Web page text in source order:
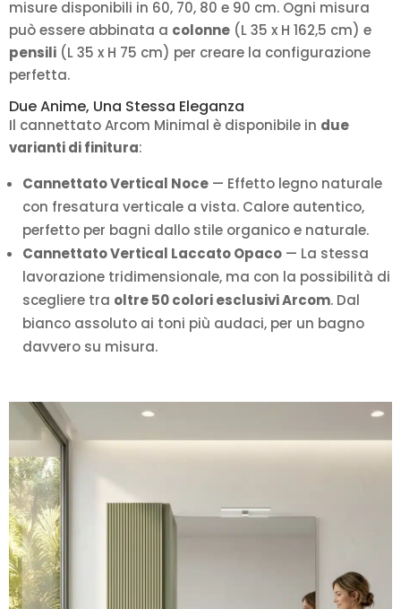
misure disponibili in 60, 70, 80 e 90 cm. Ogni misura
può essere abbinata a colonne (L 35 x H 162,5 cm) e
pensili (L 35 x H 75 cm) per creare la configurazione
perfetta.
Due Anime, Una Stessa Eleganza
Il cannettato Arcom Minimal è disponibile in due
varianti di finitura:
Cannettato Vertical Noce — Effetto legno naturale
con fresatura verticale a vista. Calore autentico,
perfetto per bagni dallo stile organico e naturale.
Cannettato Vertical Laccato Opaco — La stessa
lavorazione tridimensionale, ma con la possibilità di
scegliere tra oltre 50 colori esclusivi Arcom. Dal
bianco assoluto ai toni più audaci, per un bagno
davvero su misura.